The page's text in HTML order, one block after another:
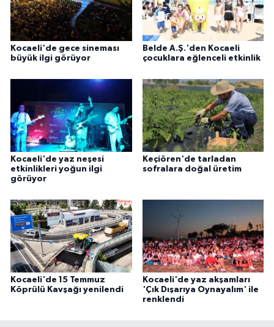
Kocaeli'de gece sineması
büyük ilgi görüyor
Belde A.Ş.'den Kocaeli
çocuklara eğlenceli etkinlik
Kocaeli'de yaz neşesi
etkinlikleri yoğun ilgi
görüyor
Keçiören'de tarladan
sofralara doğal üretim
Kocaeli'de 15 Temmuz
Köprülü Kavşağı yenilendi
Kocaeli'de yaz akşamları
'Çık Dışarıya Oynayalım' ile
renklendi